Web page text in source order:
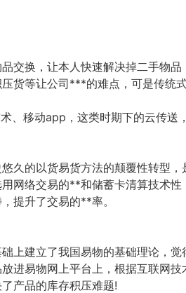
交换，让本人快速解决掉二手物
货等让公司***的难点，可是传统
移动app，这类时期下的云传送
的以货易货方法的颠覆性转型，
网络交易的**和储蓄卡清算技术
提升了交易的**率。
建立了我国易物的基础理论，觉
进易物网上平台上，根据互联网
产品的库存积压难题!